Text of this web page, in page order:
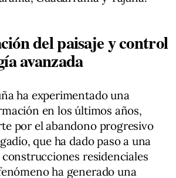
del paisaje y control
avanzada
ha experimentado una
en los últimos años,
por el abandono progresivo
que ha dado paso a una
residenciales
ha generado una